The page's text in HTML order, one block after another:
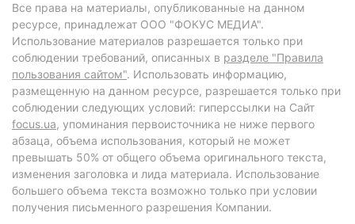
Все права на материалы, опубликованные на данном
ресурсе, принадлежат ООО "ФОКУС МЕДИА".
Использование материалов разрешается только при
соблюдении требований, описанных в разделе "Правила
пользования сайтом". Использовать информацию,
размещенную на данном ресурсе, разрешается только при
соблюдении следующих условий: гиперссылки на Сайт
focus.ua, упоминания первоисточника не ниже первого
абзаца, объема использования, который не может
превышать 50% от общего объема оригинального текста,
изменения заголовка и лида материала. Использование
большего объема текста возможно только при условии
получения письменного разрешения Компании.